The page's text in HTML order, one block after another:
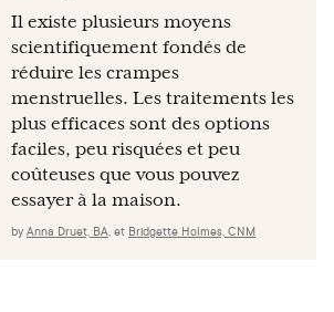
Il existe plusieurs moyens
scientifiquement fondés de
réduire les crampes
menstruelles. Les traitements les
plus efficaces sont des options
faciles, peu risquées et peu
coûteuses que vous pouvez
essayer à la maison.
by Anna Druet, BA, et Bridgette Holmes, CNM